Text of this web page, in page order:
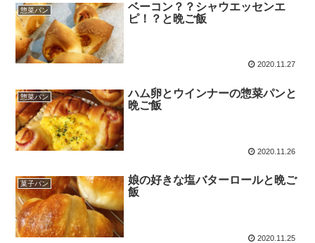
惣菜パン
ベーコン？？シャウエッセンエ
ピ！？と晩ご飯
2020.11.27
惣菜パン
ハム卵とウインナーの惣菜パンと
晩ご飯
2020.11.26
菓子パン
娘の好きな塩バターロールと晩ご
飯
2020.11.25